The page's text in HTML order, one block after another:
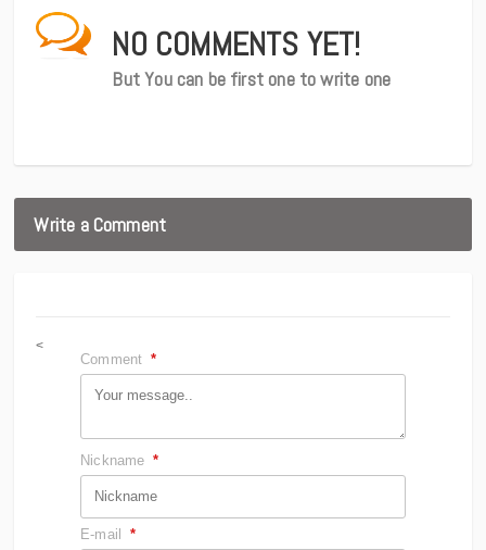
NO COMMENTS YET!
But You can be first one to write one
Write a Comment
<
Comment *
Nickname *
E-mail *